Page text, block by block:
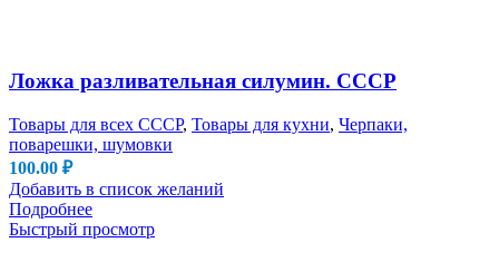
Ложка разливательная силумин. СССР
Товары для всех СССР, Товары для кухни, Черпаки,
поварешки, шумовки
100.00 ₽
Добавить в список желаний
Подробнее
Быстрый просмотр